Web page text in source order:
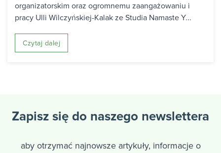
organizatorskim oraz ogromnemu zaangażowaniu i
pracy Ulli Wilczyńskiej-Kalak ze Studia Namaste Y...
Czytaj dalej
Zapisz się do naszego newslettera
aby otrzymać najnowsze artykuły, informacje o